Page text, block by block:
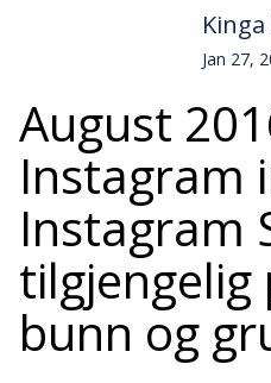
Jan 27,
August
Instagram
Instagram
bunn og